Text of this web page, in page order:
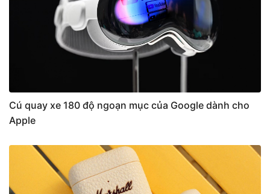
Cú quay xe 180 độ ngoạn mục của Google dành cho
Apple